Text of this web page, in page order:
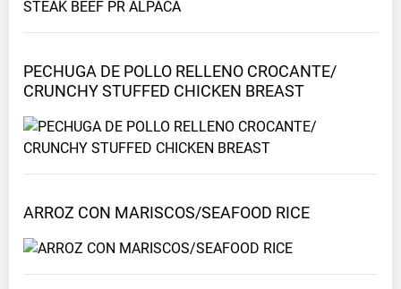
PECHUGA DE POLLO RELLENO CROCANTE/
CRUNCHY STUFFED CHICKEN BREAST
ARROZ CON MARISCOS/SEAFOOD RICE